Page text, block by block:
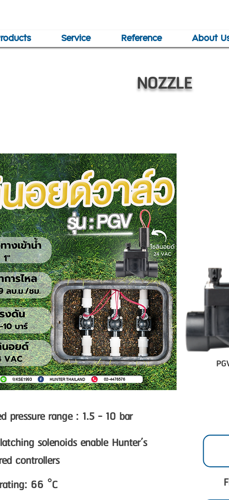
Service Reference About
NOZZLE
pressure range : 1.5 - 10 bar
solenoids enable Hunter’s
controllers
66 °C